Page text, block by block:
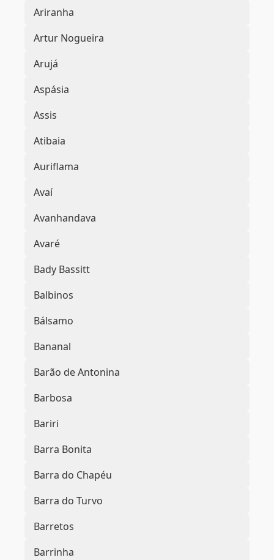
Ariranha
Artur Nogueira
Arujá
Aspásia
Assis
Atibaia
Auriflama
Avaí
Avanhandava
Avaré
Bady Bassitt
Balbinos
Bálsamo
Bananal
Barão de Antonina
Barbosa
Bariri
Barra Bonita
Barra do Chapéu
Barra do Turvo
Barretos
Barrinha